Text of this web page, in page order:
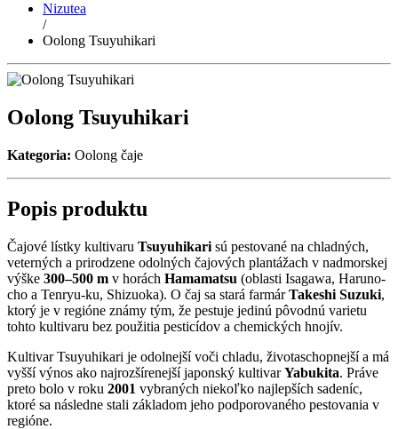
Nizutea
/
Oolong Tsuyuhikari
Oolong Tsuyuhikari
Kategoria: Oolong čaje
Popis produktu
Čajové lístky kultivaru Tsuyuhikari sú pestované na chladných,
veterných a prirodzene odolných čajových plantážach v nadmorskej
výške 300–500 m v horách Hamamatsu (oblasti Isagawa, Haruno-
cho a Tenryu-ku, Shizuoka). O čaj sa stará farmárTakeshi Suzuki,
ktorý je v regióne známy tým, že pestuje jedinú pôvodnú varietu
tohto kultivaru bez použitia pesticídov a chemických hnojív.
Kultivar Tsuyuhikari je odolnejší voči chladu, životaschopnejší a má
vyšší výnos ako najrozšírenejší japonský kultivarYabukita. Práve
preto bolo v roku 2001 vybraných niekoľko najlepších sadeníc,
ktoré sa následne stali základom jeho podporovaného pestovania v
regióne.